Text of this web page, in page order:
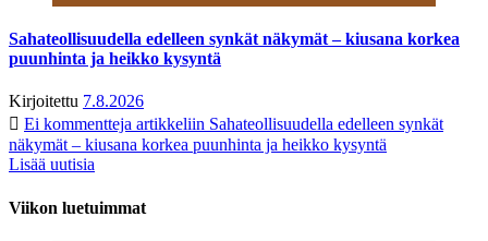
Sahateollisuudella edelleen synkät näkymät – kiusana korkea
puunhinta ja heikko kysyntä
Kirjoitettu 7.8.2026
Ei kommentteja artikkeliin Sahateollisuudella edelleen synkät
näkymät – kiusana korkea puunhinta ja heikko kysyntä
Lisää uutisia
Viikon luetuimmat